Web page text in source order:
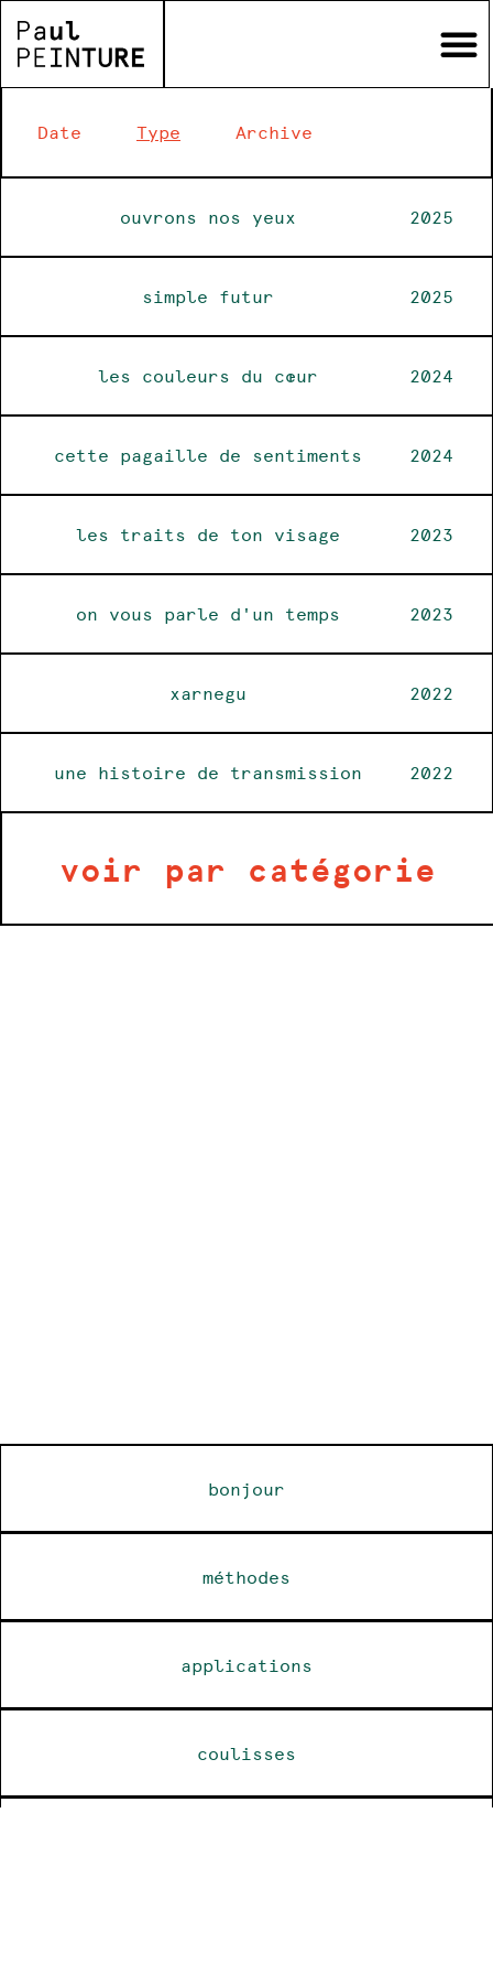
Date Type Archive
ouvrons nos yeux 2025
simple futur 2025
les couleurs du cœur 2024
cette pagaille de sentiments 2024
les traits de ton visage 2023
on vous parle d'un temps 2023
xarnegu 2022
une histoire de transmission 2022
voir par catégorie
bonjour
méthodes
applications
coulisses